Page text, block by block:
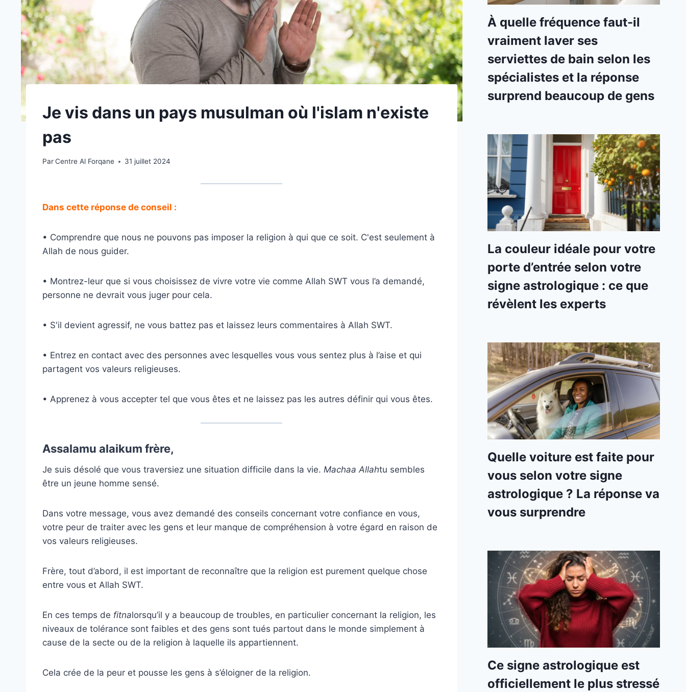
Je vis dans un pays musulman où l'islam n'existe
pas
ParCentre Al Forqane 31 juillet 2024
Dans cette réponse de conseil :
• Comprendre que nous ne pouvons pas imposer la religion à qui que ce soit. C'est seulement à
Allah de nous guider.
• Montrez-leur que si vous choisissez de vivre votre vie comme Allah SWT vous l’a demandé,
personne ne devrait vous juger pour cela.
• S'il devient agressif, ne vous battez pas et laissez leurs commentaires à Allah SWT.
• Entrez en contact avec des personnes avec lesquelles vous vous sentez plus à l’aise et qui
partagent vos valeurs religieuses.
• Apprenez à vous accepter tel que vous êtes et ne laissez pas les autres définir qui vous êtes.
Assalamu alaikum frère,
Je suis désolé que vous traversiez une situation difficile dans la vie. Machaa Allahtu sembles
être un jeune homme sensé.
Dans votre message, vous avez demandé des conseils concernant votre confiance en vous,
votre peur de traiter avec les gens et leur manque de compréhension à votre égard en raison de
vos valeurs religieuses.
Frère, tout d’abord, il est important de reconnaître que la religion est purement quelque chose
entre vous et Allah SWT.
En ces temps de fitnalorsqu’il y a beaucoup de troubles, en particulier concernant la religion, les
niveaux de tolérance sont faibles et des gens sont tués partout dans le monde simplement à
cause de la secte ou de la religion à laquelle ils appartiennent.
Cela crée de la peur et pousse les gens à s’éloigner de la religion.
À quelle fréquence faut-il
vraiment laver ses
serviettes de bain selon les
spécialistes et la réponse
surprend beaucoup de gens
La couleur idéale pour votre
porte d’entrée selon votre
signe astrologique : ce que
révèlent les experts
Quelle voiture est faite pour
vous selon votre signe
astrologique ? La réponse va
vous surprendre
Ce signe astrologique est
officiellement le plus stressé